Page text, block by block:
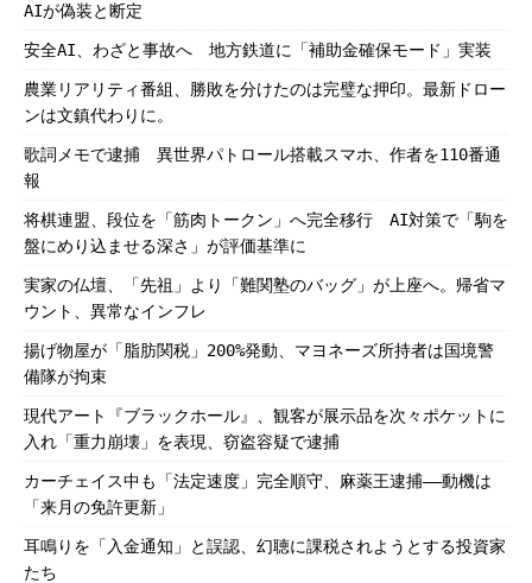
AIが偽装と断定
安全AI、わざと事故へ 地方鉄道に「補助金確保モード」実装
農業リアリティ番組、勝敗を分けたのは完璧な押印。最新ドロー
ンは文鎮代わりに。
歌詞メモで逮捕 異世界パトロール搭載スマホ、作者を110番通
報
将棋連盟、段位を「筋肉トークン」へ完全移行 AI対策で「駒を
盤にめり込ませる深さ」が評価基準に
実家の仏壇、「先祖」より「難関塾のバッグ」が上座へ。帰省マ
ウント、異常なインフレ
揚げ物屋が「脂肪関税」200%発動、マヨネーズ所持者は国境警
備隊が拘束
現代アート『ブラックホール』、観客が展示品を次々ポケットに
入れ「重力崩壊」を表現、窃盗容疑で逮捕
カーチェイス中も「法定速度」完全順守、麻薬王逮捕――動機は
「来月の免許更新」
耳鳴りを「入金通知」と誤認、幻聴に課税されようとする投資家
たち